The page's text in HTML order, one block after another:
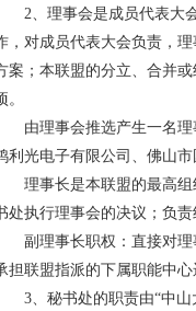
2、理事会是成员代表大
，对成员代表大会负责，
案；本联盟的分立、合并
。
由理事会推选产生一名
利光电子有限公司、佛山
理事长是本联盟的最高
处执行理事会的决议；负
副理事长职权：直接对
担联盟指派的下属职能中
3、秘书处的职责由“中